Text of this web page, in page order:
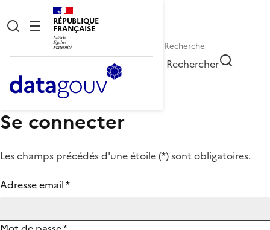
RÉPUBLIQUE
FRANÇAISE
Rechercher
Se connecter
Les champs précédés d'une étoile (*) sont obligatoires.
Adresse email*